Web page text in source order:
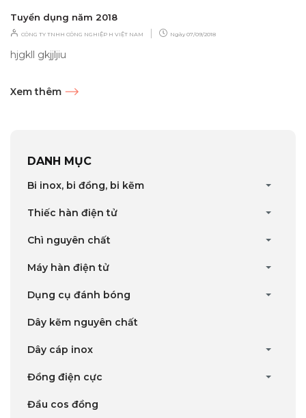
Tuyển dụng năm 2018
CÔNG TY TNHH CÔNG NGHIỆP H VIỆT NAM | Ngày 07/09/2018
hjgkll gkjjljiu
Xem thêm
DANH MỤC
Bi inox, bi đồng, bi kẽm
Thiếc hàn điện tử
Chì nguyên chất
Máy hàn điện tử
Dụng cụ đánh bóng
Dây kẽm nguyên chất
Dây cáp inox
Đồng điện cực
Đầu cos đồng